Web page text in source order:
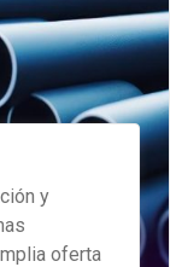
y
oferta